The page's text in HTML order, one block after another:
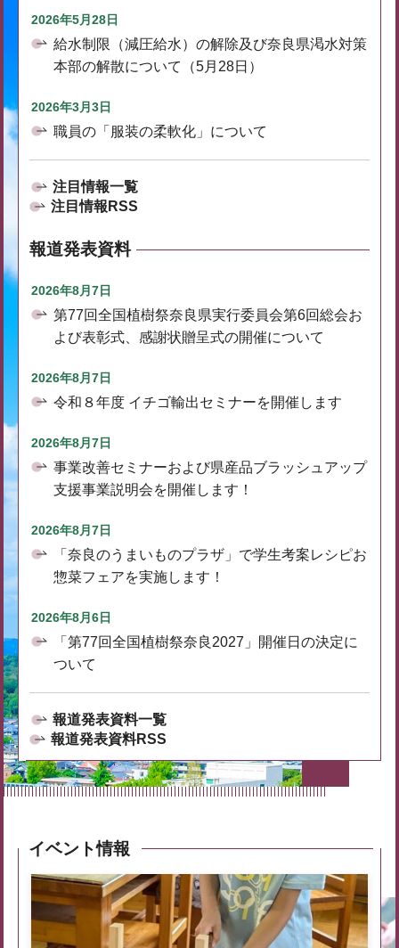
2026年5月28日
給水制限（減圧給水）の解除及び奈良県渇水対策
本部の解散について（5月28日）
2026年3月3日
職員の「服装の柔軟化」について
注目情報一覧
注目情報RSS
報道発表資料
2026年8月7日
第77回全国植樹祭奈良県実行委員会第6回総会お
よび表彰式、感謝状贈呈式の開催について
2026年8月7日
令和８年度 イチゴ輸出セミナーを開催します
2026年8月7日
事業改善セミナーおよび県産品ブラッシュアップ
支援事業説明会を開催します！
2026年8月7日
「奈良のうまいものプラザ」で学生考案レシピお
惣菜フェアを実施します！
2026年8月6日
「第77回全国植樹祭奈良2027」開催日の決定に
ついて
報道発表資料一覧
報道発表資料RSS
イベント情報